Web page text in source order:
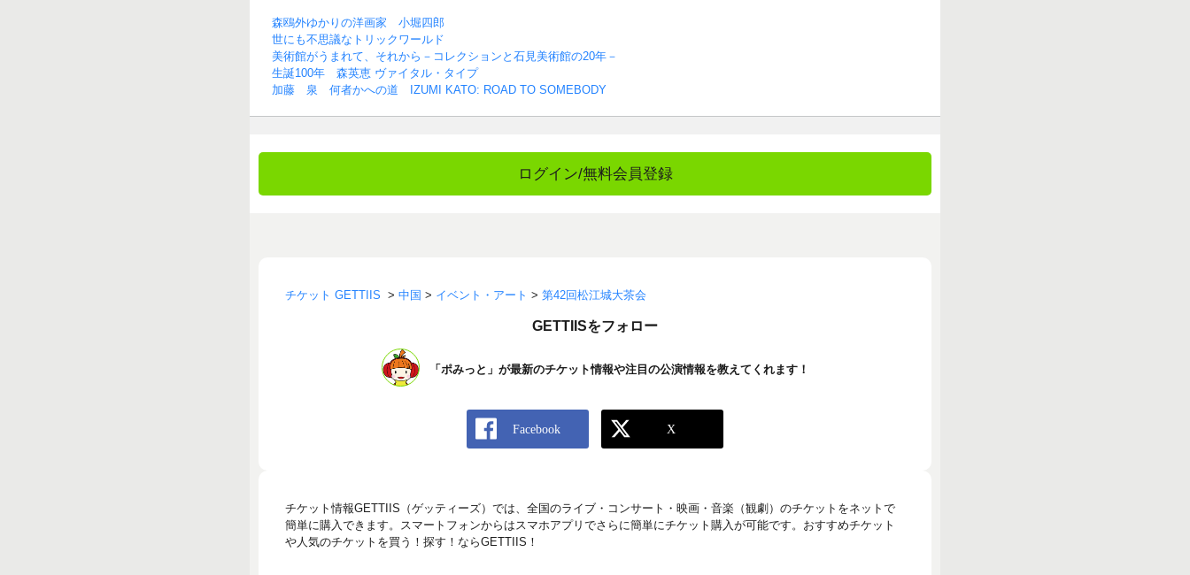
森鴎外ゆかりの洋画家 小堀四郎
世にも不思議なトリックワールド
美術館がうまれて、それから－コレクションと石見美術館の20年－
生誕100年 森英恵 ヴァイタル・タイプ
加藤 泉 何者かへの道 IZUMI KATO: ROAD TO SOMEBODY
ログイン/無料会員登録
チケット GETTIIS > 中国 > イベント・アート > 第42回松江城大茶会
GETTIISをフォロー
「ポみっと」が最新のチケット情報や注目の公演情報を教えてくれます！
チケット情報GETTIIS（ゲッティーズ）では、全国のライブ・コンサート・映画・音楽（観劇）のチケットをネットで
簡単に購入できます。スマートフォンからはスマホアプリでさらに簡単にチケット購入が可能です。おすすめチケット
や人気のチケットを買う！探す！ならGETTIIS！